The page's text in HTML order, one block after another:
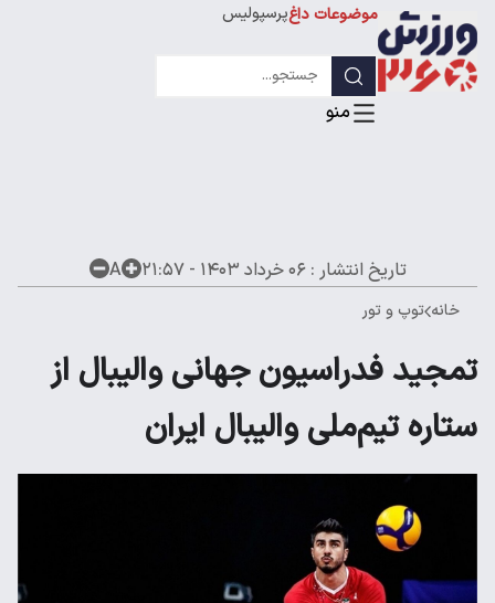
موضوعات داغپرسپولیس
لیگ قهرمانان
تاریخ انتشار :۰۶ خرداد ۱۴۰۳ - ۲۱:۵۷ A
خانه توپ و تور
تمجید فدراسیون جهانی والیبال از
ستاره تیم‌ملی والیبال ایران